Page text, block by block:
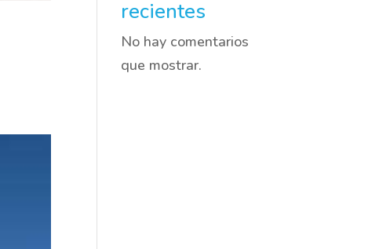
recientes
No hay comentarios
que mostrar.